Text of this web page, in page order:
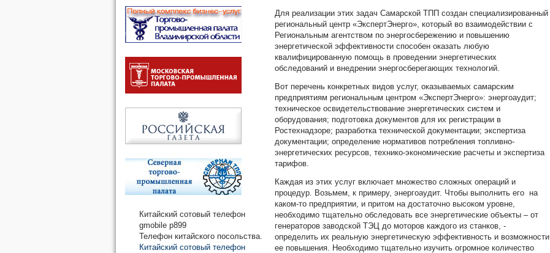
Китайский сотовый телефон
gmobile p899
Телефон китайского посольства.
Китайский сотовый телефон
Для реализации этих задач Самарской ТПП создан специализированный
региональный центр «ЭкспертЭнерго», который во взаимодействии с
Региональным агентством по энергосбережению и повышению
энергетической эффективности способен оказать любую
квалифицированную помощь в проведении энергетических
обследований и внедрении энергосберегающих технологий.
Вот перечень конкретных видов услуг, оказываемых самарским
предприятиям региональным центром «ЭкспертЭнерго»: энергоаудит;
техническое освидетельствование энергетических систем и
оборудования; подготовка документов для их регистрации в
Ростехнадзоре; разработка технической документации; экспертиза
документации; определение нормативов потребления топливно-
энергетических ресурсов, технико-экономические расчеты и экспертиза
тарифов.
Каждая из этих услуг включает множество сложных операций и
процедур. Возьмем, к примеру, энергоаудит. Чтобы выполнить его на
каком-то предприятии, и притом на достаточно высоком уровне,
необходимо тщательно обследовать все энергетические объекты – от
генераторов заводской ТЭЦ до моторов каждого из станков, -
определить их реальную энергетическую эффективность и возможности
ее повышения. Необходимо тщательно изучить огромное количество